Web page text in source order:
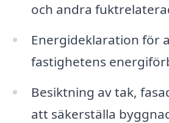
och andra
Energideklaration för
fastighetens
Besiktning av tak,
att säkerställa